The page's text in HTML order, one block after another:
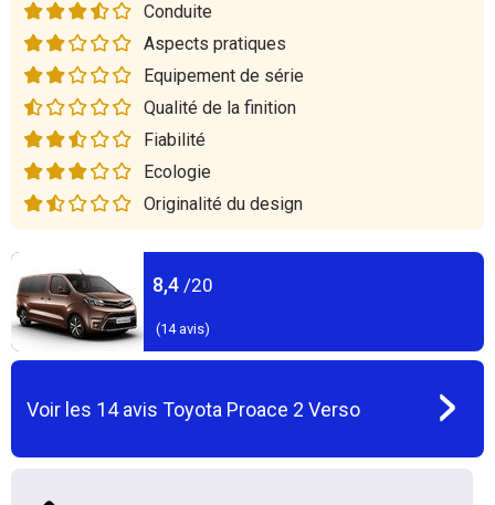
Conduite
Aspects pratiques
Equipement de série
Qualité de la finition
Fiabilité
Ecologie
Originalité du design
8,4 /20
(14avis)
Voir les 14avis Toyota Proace 2 Verso